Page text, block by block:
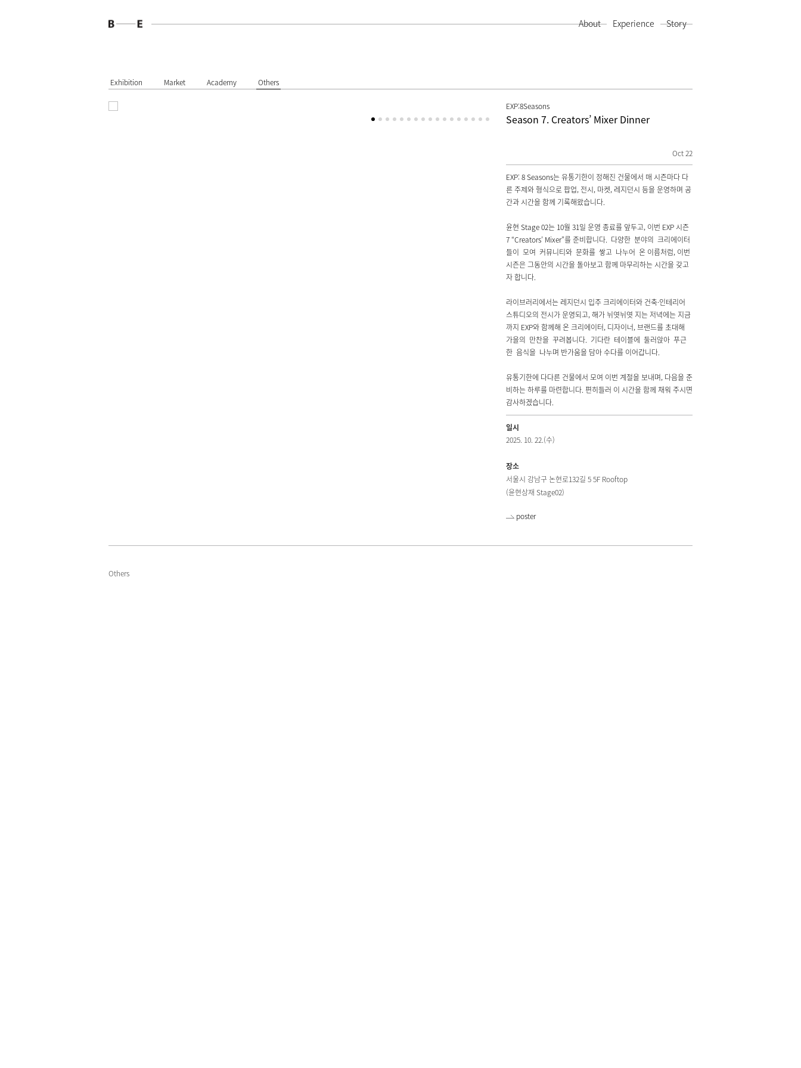
About Experience Story
Exhibition Market Academy Others
EXP:8Seasons
Season 7. Creators’ Mixer Dinner
Oct 22
EXP: 8 Seasons는 유통기한이 정해진 건물에서 매 시즌마다 다
른 주제와 형식으로 팝업, 전시, 마켓, 레지던시 등을 운영하며 공
간과 시간을 함께 기록해왔습니다.
윤현 Stage 02는 10월 31일 운영 종료를 앞두고, 이번 EXP 시즌
7 “Creators’ Mixer”를 준비합니다. 다양한 분야의 크리에이터
들이 모여 커뮤니티와 문화를 쌓고 나누어 온 이름처럼, 이번
시즌은 그동안의 시간을 돌아보고 함께 마무리하는 시간을 갖고
자 합니다.
라이브러리에서는 레지던시 입주 크리에이터와 건축·인테리어
스튜디오의 전시가 운영되고, 해가 뉘엿뉘엿 지는 저녁에는 지금
까지 EXP와 함께해 온 크리에이터, 디자이너, 브랜드를 초대해
가을의 만찬을 꾸려봅니다. 기다란 테이블에 둘러앉아 푸근
한 음식을 나누며 반가움을 담아 수다를 이어갑니다.
유통기한에 다다른 건물에서 모여 이번 계절을 보내며, 다음을 준
비하는 하루를 마련합니다. 편히들러 이 시간을 함께 채워 주시면
감사하겠습니다.
일시
2025. 10. 22.(수)
장소
서울시 강남구 논현로132길 5 5F Rooftop
(윤현상재 Stage02)
poster
Others